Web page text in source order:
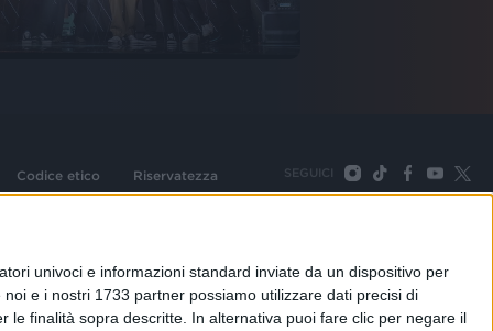
univoci e informazioni standard inviate da un dispositivo per
e i nostri 1733 partner possiamo utilizzare dati precisi di
le finalità sopra descritte. In alternativa puoi fare clic per negare il
Codice etico Riservatezza SEGUICI